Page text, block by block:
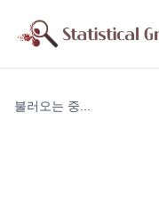
불러오는 중...